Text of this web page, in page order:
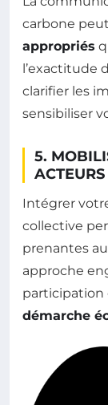
carbone
appropriés
l’exactitude
clarifier les
sensibiliser
5.
ACTEURS
Intégrer
collective
prenantes
approche
participation
démarche